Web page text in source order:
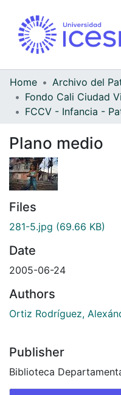
Home
Fondo Cali Ciudad
Plano medio
Files
281-5.jpg (69.66 KB)
Date
2005-06-24
Authors
Ortiz Rodríguez,
Publisher
Biblioteca